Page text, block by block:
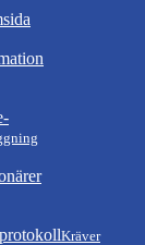
Kräver